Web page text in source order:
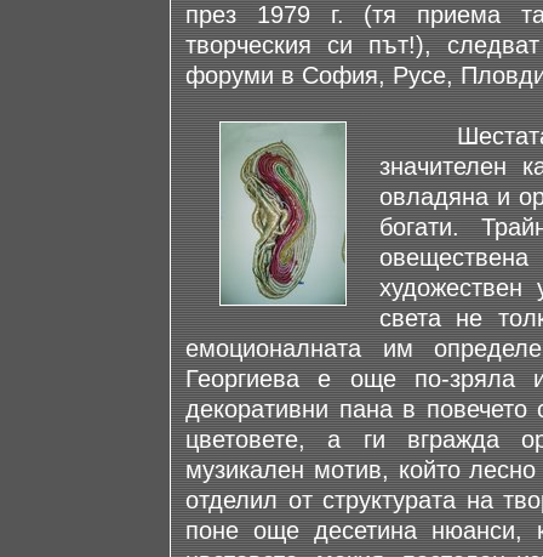
през 1979 г. (тя приема
творческия си път!),
форуми в София, Русе,
Шестата й
значителен
овладяна и
богати.
художествен
света не
емоционалната им
Георгиева е още по-зряла
декоративни пана в повечето
цветовете, а ги вгражда
музикален мотив, който
отделил от структурата на
поне още десетина нюанси,